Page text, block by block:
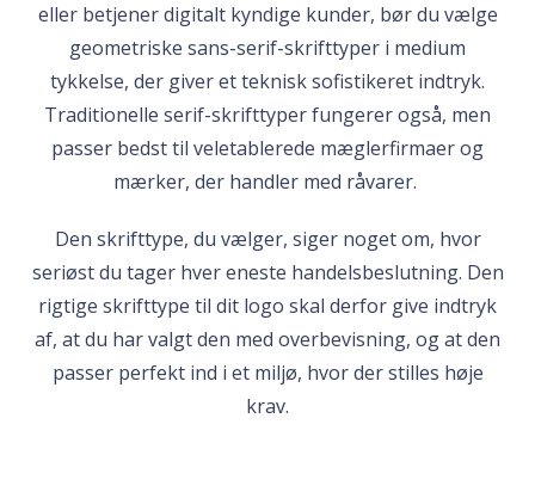
eller betjener digitalt kyndige kunder, bør du vælge
geometriske sans-serif-skrifttyper i medium
tykkelse, der giver et teknisk sofistikeret indtryk.
Traditionelle serif-skrifttyper fungerer også, men
passer bedst til veletablerede mæglerfirmaer og
mærker, der handler med råvarer.
Den skrifttype, du vælger, siger noget om, hvor
seriøst du tager hver eneste handelsbeslutning. Den
rigtige skrifttype til dit logo skal derfor give indtryk
af, at du har valgt den med overbevisning, og at den
passer perfekt ind i et miljø, hvor der stilles høje
krav.